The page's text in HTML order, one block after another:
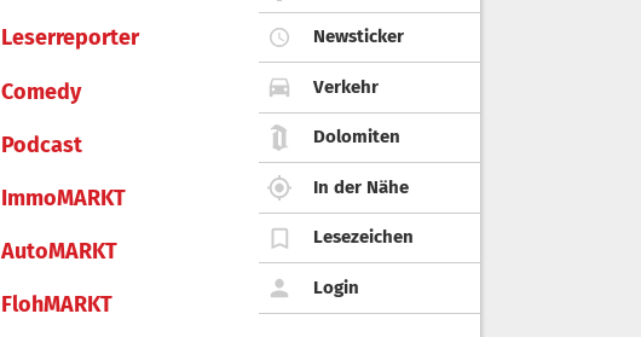
Leserreporter
Comedy
Podcast
ImmoMARKT
AutoMARKT
FlohMARKT
Newsticker
Verkehr
Dolomiten
In der Nähe
Lesezeichen
Login